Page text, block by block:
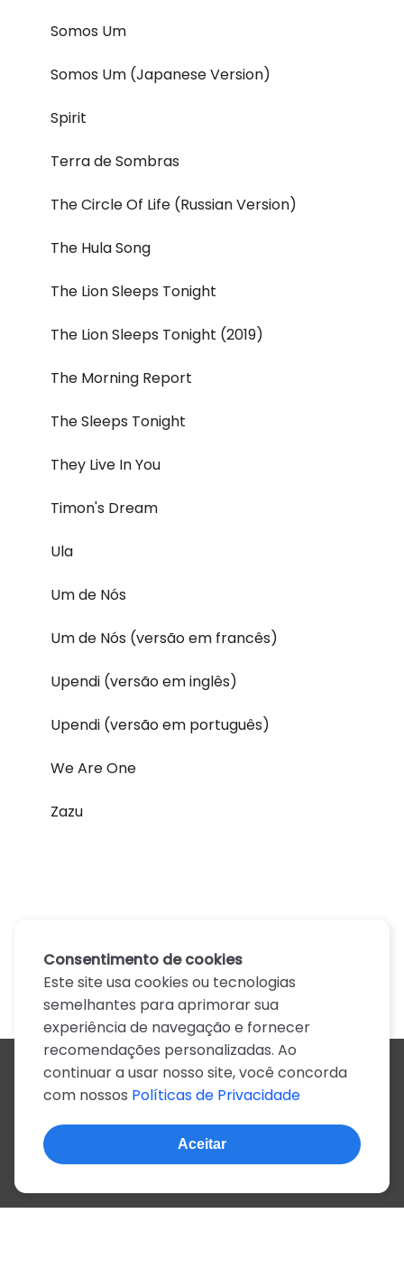
Somos Um
Somos Um (Japanese Version)
Spirit
Terra de Sombras
The Circle Of Life (Russian Version)
The Hula Song
The Lion Sleeps Tonight
The Lion Sleeps Tonight (2019)
The Morning Report
The Sleeps Tonight
They Live In You
Timon's Dream
Ula
Um de Nós
Um de Nós (versão em francês)
Upendi (versão em inglês)
Upendi (versão em português)
We Are One
Zazu
Todos os artistas
A
B C D E F G H I J
N
O P Q R S T U V W X
Z
0-9
© 2022, mais de 2 milhões de cifras e letras
Consentimento de cookies
Este site usa cookies ou tecnologias
semelhantes para aprimorar sua
experiência de navegação e fornecer
recomendações personalizadas. Ao
continuar a usar nosso site, você concorda
com nossos Políticas de Privacidade
Aceitar